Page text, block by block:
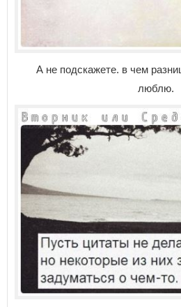
А не подскажете. в чем
люблю.